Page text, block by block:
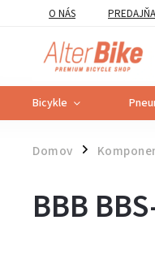
O NÁS PREDAJŇA
Bicykle
Domov /
BBB